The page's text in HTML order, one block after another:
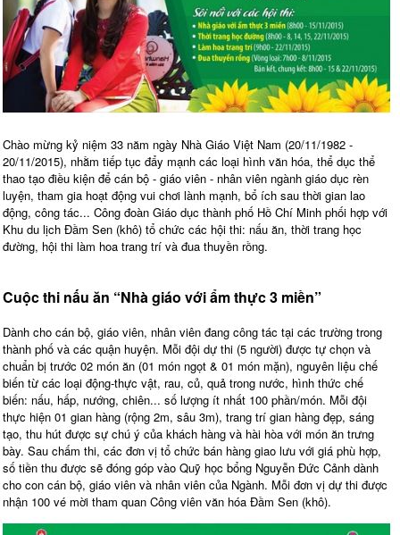
Chào mừng kỷ niệm 33 năm ngày Nhà Giáo Việt Nam (20/11/1982 -
20/11/2015), nhằm tiếp tục đẩy mạnh các loại hình văn hóa, thể dục thể
thao tạo điều kiện để cán bộ - giáo viên - nhân viên ngành giáo dục rèn
luyện, tham gia hoạt động vui chơi lành mạnh, bổ ích sau thời gian lao
động, công tác... Công đoàn Giáo dục thành phố Hồ Chí Minh phối hợp với
Khu du lịch Đầm Sen (khô) tổ chức các hội thi: nấu ăn, thời trang học
đường, hội thi làm hoa trang trí và đua thuyền rồng.
Cuộc thi nấu ăn “Nhà giáo với ẩm thực 3 miền”
Dành cho cán bộ, giáo viên, nhân viên đang công tác tại các trường trong
thành phố và các quận huyện. Mỗi đội dự thi (5 người) được tự chọn và
chuẩn bị trước 02 món ăn (01 món ngọt & 01 món mặn), nguyên liệu chế
biến từ các loại động-thực vật, rau, củ, quả trong nước, hình thức chế
biến: nấu, hấp, nướng, chiên... số lượng ít nhất 100 phần/món. Mỗi đội
thực hiện 01 gian hàng (rộng 2m, sâu 3m), trang trí gian hàng đẹp, sáng
tạo, thu hút được sự chú ý của khách hàng và hài hòa với món ăn trưng
bày. Sau chấm thi, các đơn vị tổ chức bán hàng giao lưu với giá phù hợp,
số tiền thu được sẽ đóng góp vào Quỹ học bổng Nguyễn Đức Cảnh dành
cho con cán bộ, giáo viên và nhân viên của Ngành. Mỗi đơn vị dự thi được
nhận 100 vé mời tham quan Công viên văn hóa Đầm Sen (khô).